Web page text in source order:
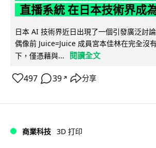
直播系統 在日本技術界成
日本 AI 技術界近日出現了一個引發廣泛討
偶像前 Juice=Juice 成員宮本佳林在完全沒
下，僅憑藉與...
閱讀全文
497 39 ↗ 分享
商業科技 3D 打印